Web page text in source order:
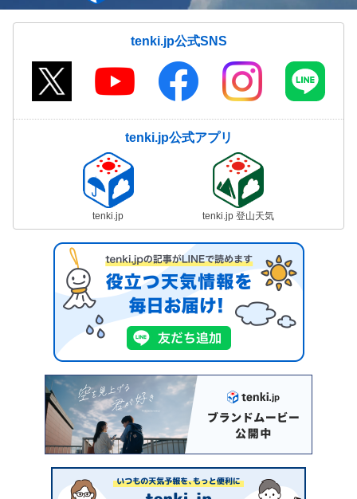
tenki.jp公式SNS
tenki.jp公式アプリ
tenki.jp tenki.jp 登山天気